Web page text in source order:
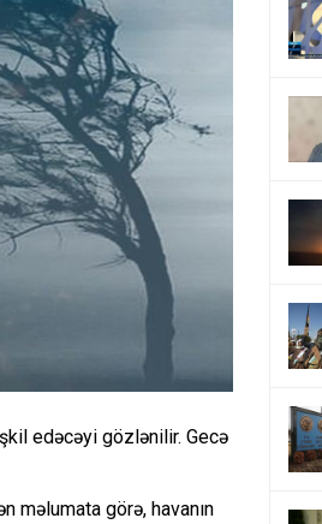
edəcəyi gözlənilir. Gecə
məlumata görə, havanın